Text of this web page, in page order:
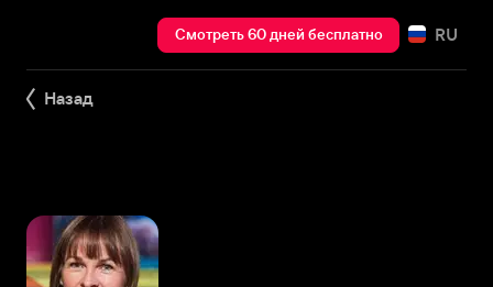
Смотреть 60 дней бесплатно RU
Назад